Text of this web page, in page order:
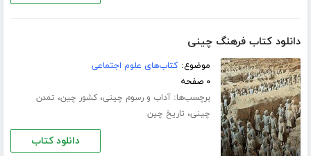
دانلود کتاب فرهنگ چینی
موضوع:کتاب‌های علوم اجتماعی
۰ صفحه
برچسب‌ها:آداب و رسوم چینی،کشور چین، تمدن
چینی، تاریخ چین
دانلود کتاب